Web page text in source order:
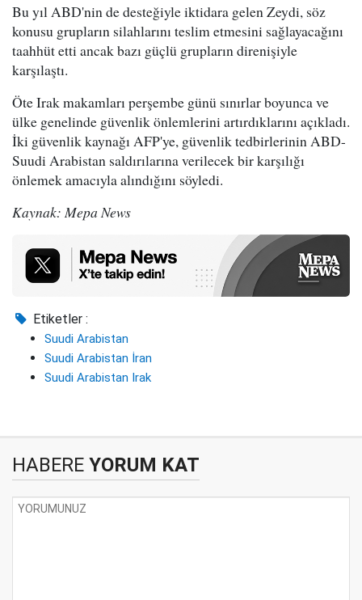
Bu yıl ABD'nin de desteğiyle iktidara gelen Zeydi, söz
konusu grupların silahlarını teslim etmesini sağlayacağını
taahhüt etti ancak bazı güçlü grupların direnişiyle
karşılaştı.
Öte Irak makamları perşembe günü sınırlar boyunca ve
ülke genelinde güvenlik önlemlerini artırdıklarını açıkladı.
İki güvenlik kaynağı AFP'ye, güvenlik tedbirlerinin ABD-
Suudi Arabistan saldırılarına verilecek bir karşılığı
önlemek amacıyla alındığını söyledi.
Kaynak: Mepa News
Etiketler :
Suudi Arabistan
Suudi Arabistan İran
Suudi Arabistan Irak
HABERE YORUM KAT